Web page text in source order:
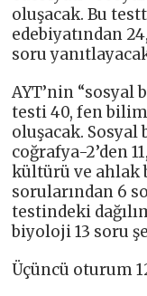
oluşacak. Bu
edebiyatından
soru
AYT’nin
testi 40, fen
oluşacak. Sosyal
coğrafya-2’den
kültürü ve ahlak
sorularından 6
testindeki
biyoloji 13 soru
Üçüncü oturum